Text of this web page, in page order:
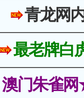
青龙网
最老牌白
澳门朱雀